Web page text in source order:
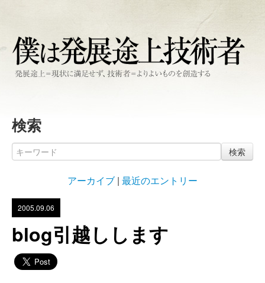
検索
検索
アーカイブ | 最近のエントリー
2005.09.06
blog引越しします